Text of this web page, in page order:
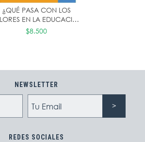
¿QUÉ PASA CON LOS
EN LA EDUCACIÓN
INICIAL?
$8.500
NEWSLETTER
REDES SOCIALES